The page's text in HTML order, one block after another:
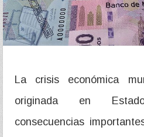
La crisis económica
originada en
consecuencias